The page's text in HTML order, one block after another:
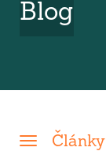
Blog
Články